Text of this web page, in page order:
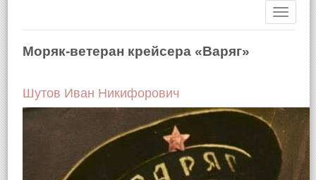
Моряк-ветеран крейсера «Варяг»
Шутов Иван Никифорович